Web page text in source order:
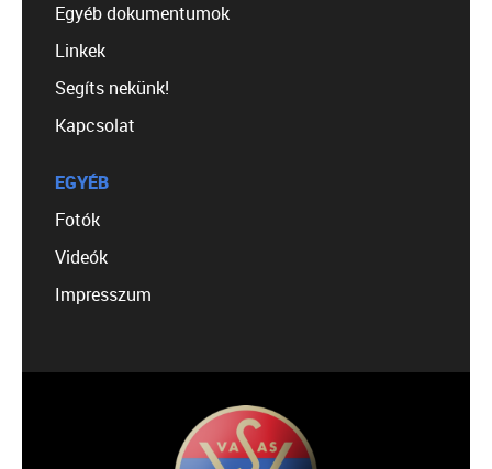
Egyéb dokumentumok
Linkek
Segíts nekünk!
Kapcsolat
EGYÉB
Fotók
Videók
Impresszum